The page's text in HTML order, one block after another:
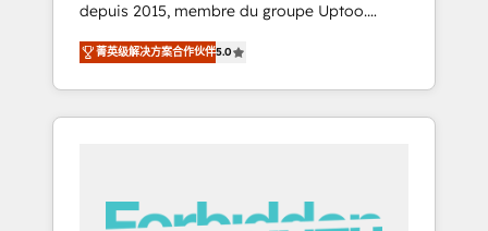
configurations. We are SOC 2 Type II and ISO
27001 certified, reinforcing our commitment
to data security and compliance. At
OneMetric, we help revenue teams focus on
the OneMetric that matters most: revenue.
depuis 2015, membre du groupe Uptoo.
Nous aidons les ETI et PME B2B à unifier
Marketing, Ventes et Service sur HubSpot
grâce à la Revenue Architecture : alignement
des équipes, pipeline prévisible, croissance
Shopify, Oneflow. 💻 Développements
菁英级解决方案合作伙伴5.0